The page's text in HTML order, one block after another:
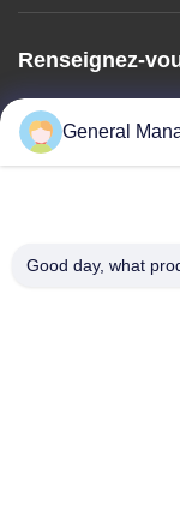
Renseignez-
N'hésitez pas à
pour plusGeneral
Good day, what